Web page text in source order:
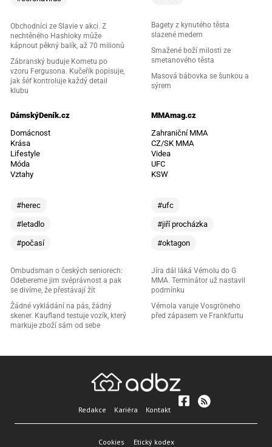
Obchodníci ze Slavie v akci. Z
nechtěného Hashioky může
kápnout pěkný balík, až 70 milionů
Zábranský buduje Kometu po
vzoru Fergusona. Kučeřík popisuje,
jak šéf kontroluje každý detail
klubu
Bagety z kynutého těsta
slazené medem
Smažené boží milosti ze
smetanového těsta
Masová bábovka se šunkou a
sýrem
DámskýDeník.cz
Domácnost
Krása
Lifestyle
Móda
Vztahy
#herec
#letadlo
#počasí
Ombudsman o českých seniorech:
Odebereme jim svéprávnost a pak
se divíme, že přestávají žít
Žádné vykládání na pás, žádný
skener. Kaufland testuje vozík, který
markuje zboží sám od sebe
MMAmag.cz
Zahraniční MMA
CZ/SK MMA
Videa
UFC
KSW
#ufc
#jiří procházka
#oktagon
Jíra dál láká Vémolu do G
MMA. Terminátor už nastavil
podmínku
Vémola varuje Vosgröneho
před zápasem ve Frankfurtu
Redakce Kariéra Kontakt
Cookies Etický kodex